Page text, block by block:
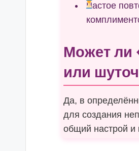
Частое
Может ли
или
Да, в
для создания
общий настрой и